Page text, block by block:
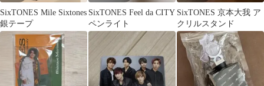
SixTONES Mile Sixtones
銀テープ
SixTONES Feel da CITY
ペンライト
SixTONES 京本大我 ア
クリルスタンド